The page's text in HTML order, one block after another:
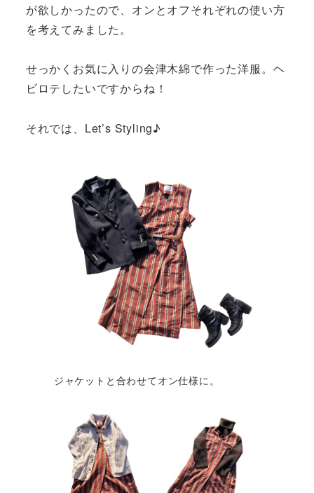
が欲しかったので、オンとオフそれぞれの使い方
を考えてみました。
せっかくお気に入りの会津木綿で作った洋服。ヘ
ビロテしたいですからね！
それでは、Let’s Styling♪
ジャケットと合わせてオン仕様に。